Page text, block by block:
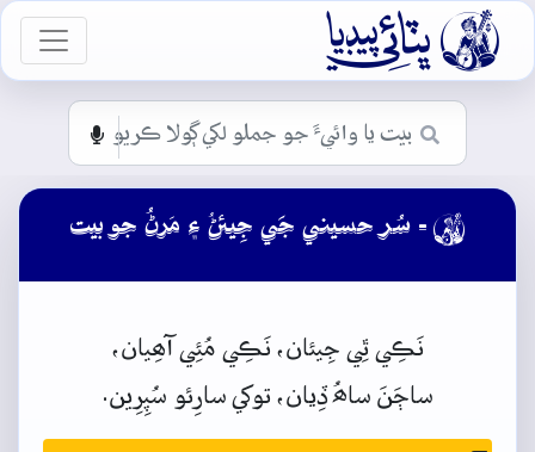

 - سُر حسيني جَي جِيئڻُ ۽ مَرڻُ جو بيت
نَڪِي ٿِي جِيئان، نَڪِي مُئِي آھِيان،
ساڄَنَ ساھُ ڏِيان، توکيسارِئو سُپِرِين.